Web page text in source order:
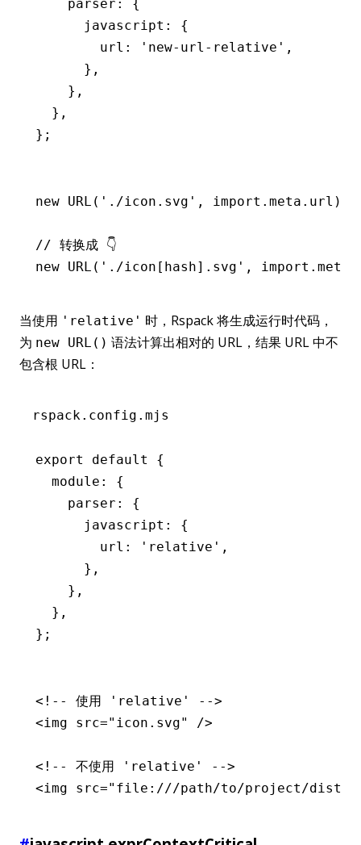
    parser
:
{
      javascript
:
{
        url
: 'new-url-relative' ,
      }
,
    }
,
  }
,
};
new URL ( './icon.svg' , import . meta .url);
// 转换成 👇
new URL ( './icon[hash].svg' , import . meta
当使用 'relative' 时，Rspack 将生成运行时代码，
为 new URL() 语法计算出相对的 URL，结果 URL 中不
包含根 URL：
rspack.config.mjs
export default
{
  module
:
{
    parser
:
{
      javascript
:
{
        url
: 'relative' ,
      }
,
    }
,
  }
,
};
<!-- 使用 'relative' -->
<img src="icon.svg" />
<!-- 不使用 'relative' -->
<img src="file:///path/to/project/dist/